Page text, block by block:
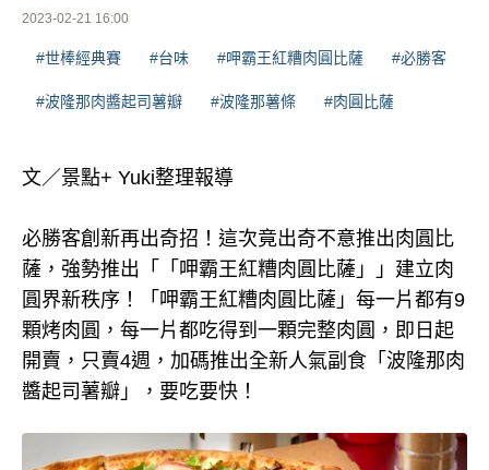
2023-02-21 16:00
#世棒經典賽 #台味 #呷霸王紅糟肉圓比薩 #必勝客
#波隆那肉醬起司薯瓣 #波隆那薯條 #肉圓比薩
文／景點+ Yuki整理報導
必勝客創新再出奇招！這次竟出奇不意推出肉圓比
薩，強勢推出「「呷霸王紅糟肉圓比薩」」建立肉
圓界新秩序！「呷霸王紅糟肉圓比薩」每一片都有9
顆烤肉圓，每一片都吃得到一顆完整肉圓，即日起
開賣，只賣4週，加碼推出全新人氣副食「波隆那肉
醬起司薯瓣」，要吃要快！